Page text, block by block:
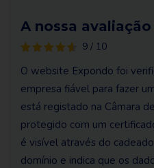
A nossa
9 / 10
O website Expondo foi
empresa fiável para fazer
está registado na Câmara
protegido com um
é visível através do
domínio e indica que os